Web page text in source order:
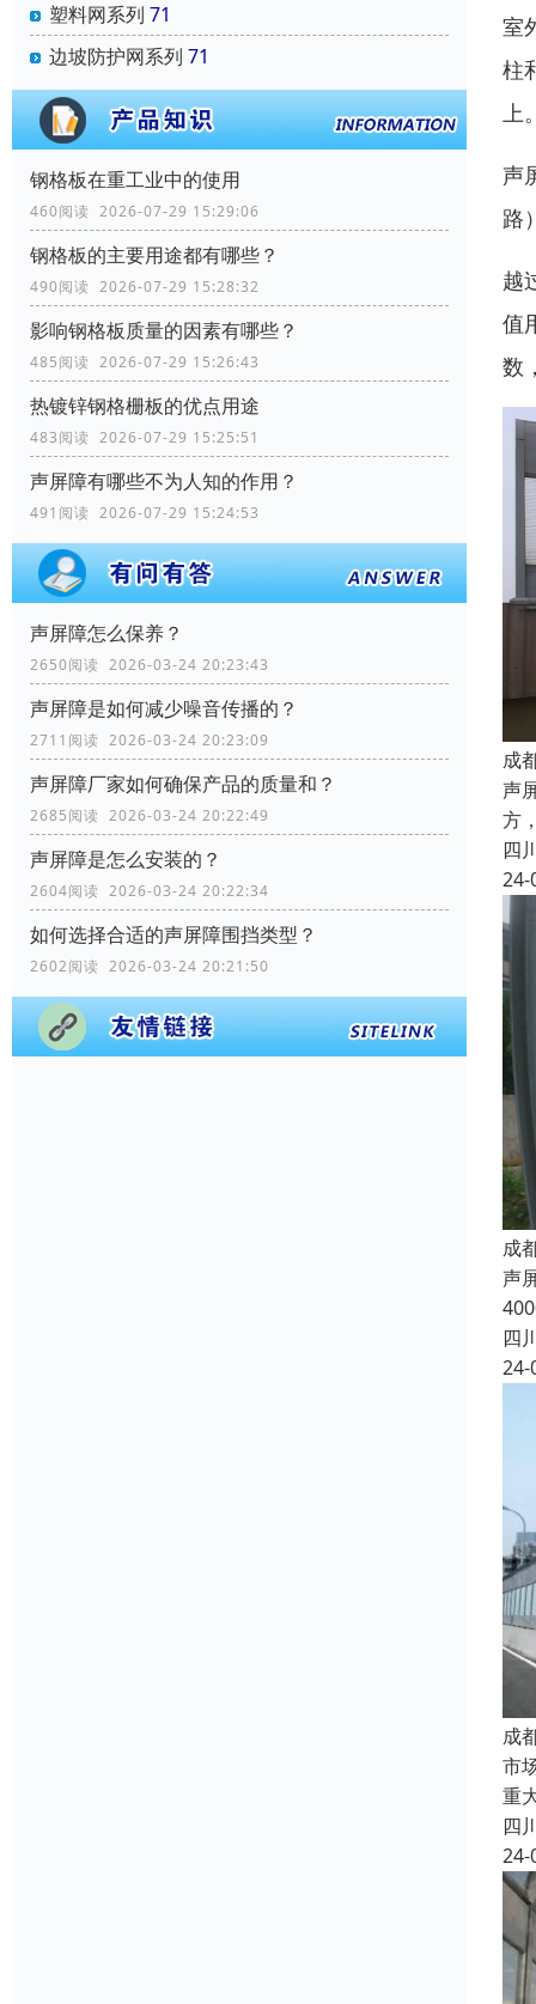
塑料网系列 71
边坡防护网系列 71
钢格板在重工业中的使用
460阅读 2026-07-29 15:29:06
钢格板的主要用途都有哪些？
490阅读 2026-07-29 15:28:32
影响钢格板质量的因素有哪些？
485阅读 2026-07-29 15:26:43
热镀锌钢格栅板的优点用途
483阅读 2026-07-29 15:25:51
声屏障有哪些不为人知的作用？
491阅读 2026-07-29 15:24:53
声屏障怎么保养？
2650阅读 2026-03-24 20:23:43
声屏障是如何减少噪音传播的？
2711阅读 2026-03-24 20:23:09
声屏障厂家如何确保产品的质量和？
2685阅读 2026-03-24 20:22:49
声屏障是怎么安装的？
2604阅读 2026-03-24 20:22:34
如何选择合适的声屏障围挡类型？
2602阅读 2026-03-24 20:21:50
室
柱
上
声
路
越
值
数
成
声
方
四
24-
成
声
四
24-
成
市
重
四
24-